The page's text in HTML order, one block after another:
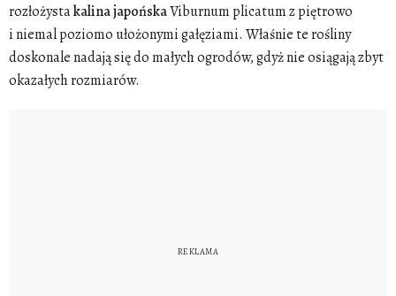
rozłożystakalinajapońskaViburnum plicatum z piętrowo
i niemal poziomo ułożonymi gałęziami. Właśnie te rośliny
doskonale nadają się do małych ogrodów, gdyż nie osiągają zbyt
okazałych rozmiarów.